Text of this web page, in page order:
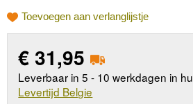
Toevoegen aan verlanglijstje
€ 31,95
Leverbaar in 5 - 10 werkdagen in
Levertijd Belgie